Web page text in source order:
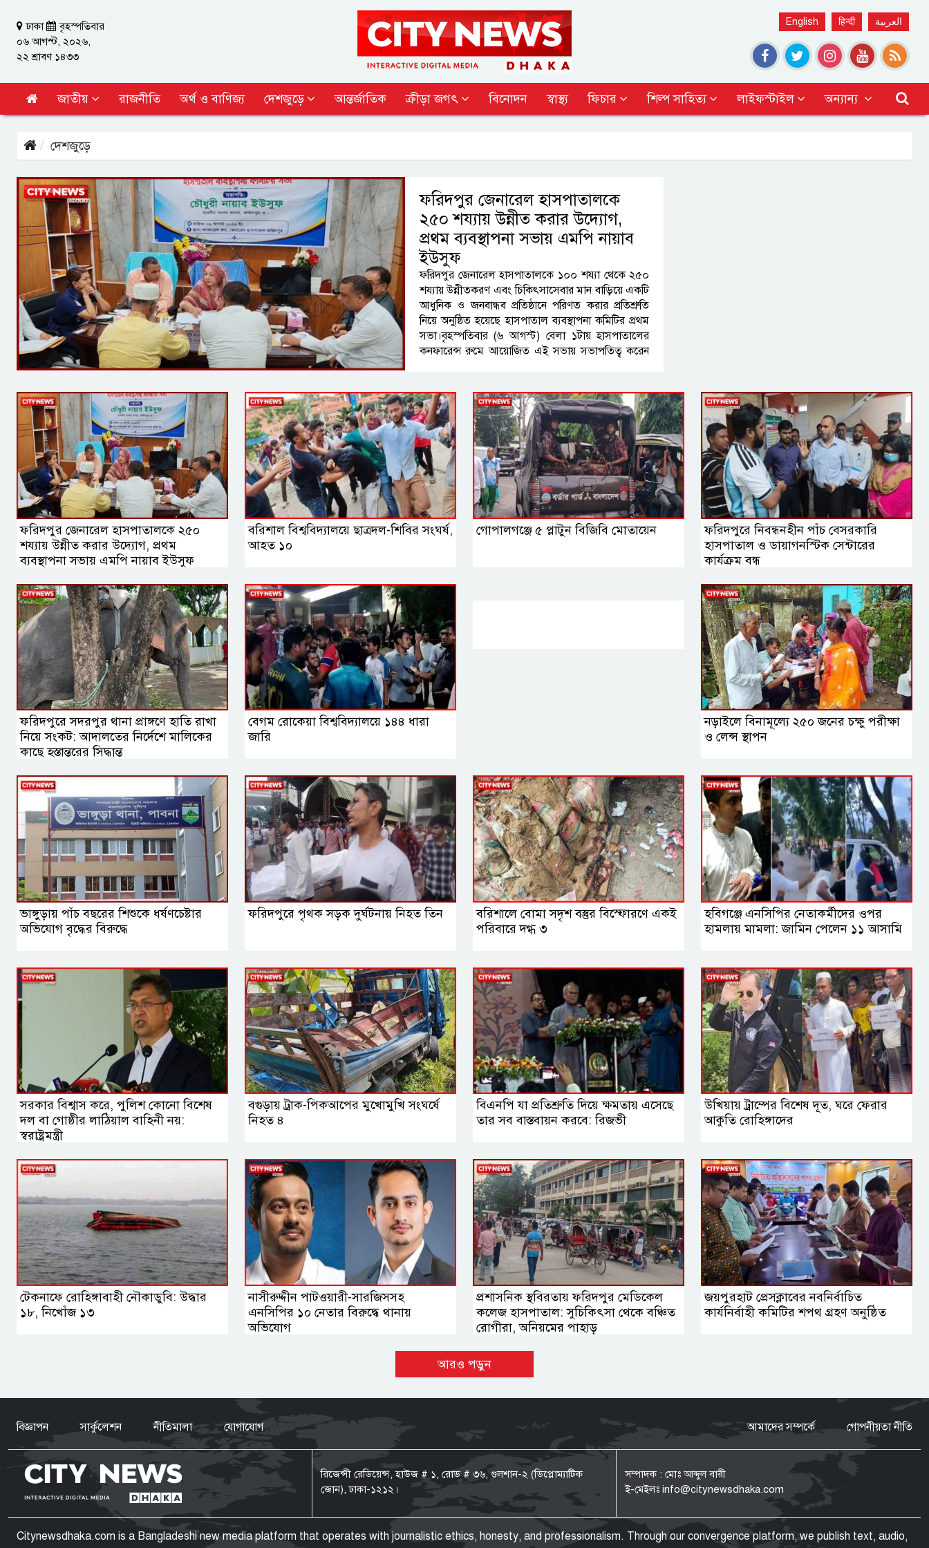
ঢাকা
বৃহস্পতিবার
০৬ আগস্ট, ২০২৬,
২২ শ্রাবণ ১৪৩৩
English हिन्दी العربية
জাতীয় রাজনীতি অর্থ ও বাণিজ্য দেশজুড়ে আন্তর্জাতিক ক্রীড়া জগৎ বিনোদন স্বাস্থ্য ফিচার শিল্প সাহিত্য লাইফস্টাইল অন্যান্য
দেশজুড়ে
ফরিদপুর জেনারেল হাসপাতালকে
২৫০ শয্যায় উন্নীত করার উদ্যোগ,
প্রথম ব্যবস্থাপনা সভায় এমপি নায়াব
ইউসুফ
ফরিদপুর জেনারেল হাসপাতালকে ১০০ শয্যা থেকে ২৫০
শয্যায় উন্নীতকরণ এবং চিকিৎসাসেবার মান বাড়িয়ে একটি
আধুনিক ও জনবান্ধব প্রতিষ্ঠানে পরিণত করার প্রতিশ্রুতি
নিয়ে অনুষ্ঠিত হয়েছে হাসপাতাল ব্যবস্থাপনা কমিটির প্রথম
সভা।বৃহস্পতিবার (৬ আগস্ট) বেলা ১টায় হাসপাতালের
কনফারেন্স রুমে আয়োজিত এই সভায় সভাপতিত্ব করেন
ফরিদপুর জেনারেল হাসপাতালকে ২৫০
শয্যায় উন্নীত করার উদ্যোগ, প্রথম
ব্যবস্থাপনা সভায় এমপি নায়াব ইউসুফ
বরিশাল বিশ্ববিদ্যালয়ে ছাত্রদল-শিবির সংঘর্ষ,
আহত ১০
গোপালগঞ্জে ৫ প্লাটুন বিজিবি মোতায়েন
ফরিদপুরে নিবন্ধনহীন পাঁচ বেসরকারি
হাসপাতাল ও ডায়াগনস্টিক সেন্টারের
কার্যক্রম বন্ধ
ফরিদপুরে সদরপুর থানা প্রাঙ্গণে হাতি রাখা
নিয়ে সংকট: আদালতের নির্দেশে মালিকের
কাছে হস্তান্তরের সিদ্ধান্ত
বেগম রোকেয়া বিশ্ববিদ্যালয়ে ১৪৪ ধারা
জারি
নড়াইলে বিনামূল্যে ২৫০ জনের চক্ষু পরীক্ষা
ও লেন্স স্থাপন
ভাঙ্গুড়ায় পাঁচ বছরের শিশুকে ধর্ষণচেষ্টার
অভিযোগ বৃদ্ধের বিরুদ্ধে
ফরিদপুরে পৃথক সড়ক দুর্ঘটনায় নিহত তিন
বরিশালে বোমা সদৃশ বস্তুর বিস্ফোরণে একই
পরিবারে দগ্ধ ৩
হবিগঞ্জে এনসিপির নেতাকর্মীদের ওপর
হামলায় মামলা: জামিন পেলেন ১১ আসামি
সরকার বিশ্বাস করে, পুলিশ কোনো বিশেষ
দল বা গোষ্ঠীর লাঠিয়াল বাহিনী নয়:
স্বরাষ্ট্রমন্ত্রী
বগুড়ায় ট্রাক-পিকআপের মুখোমুখি সংঘর্ষে
নিহত ৪
বিএনপি যা প্রতিশ্রুতি দিয়ে ক্ষমতায় এসেছে
তার সব বাস্তবায়ন করবে: রিজভী
উখিয়ায় ট্রাম্পের বিশেষ দূত, ঘরে ফেরার
আকুতি রোহিঙ্গাদের
টেকনাফে রোহিঙ্গাবাহী নৌকাডুবি: উদ্ধার
১৮, নিখোঁজ ১৩
নাসীরুদ্দীন পাটওয়ারী-সারজিসসহ
এনসিপির ১০ নেতার বিরুদ্ধে থানায়
অভিযোগ
প্রশাসনিক স্থবিরতায় ফরিদপুর মেডিকেল
কলেজ হাসপাতাল: সুচিকিৎসা থেকে বঞ্চিত
রোগীরা, অনিয়মের পাহাড়
জয়পুরহাট প্রেসক্লাবের নবনির্বাচিত
কার্যনির্বাহী কমিটির শপথ গ্রহণ অনুষ্ঠিত
আরও পড়ুন
বিজ্ঞাপন সার্কুলেশন নীতিমালা যোগাযোগ আমাদের সম্পর্কে গোপনীয়তা নীতি
রিজেন্সী রেডিয়েন্স, হাউজ # ১, রোড # ৩৬, গুলশান-২ (ডিপ্লোম্যাটিক
জোন), ঢাকা-১২১২।
সম্পাদক : মোঃ আব্দুল বারী
ই-মেইলঃ info@citynewsdhaka.com
Citynewsdhaka.com is a Bangladeshi new media platform that operates with journalistic ethics, honesty, and professionalism. Through our convergence platform, we publish text, audio,